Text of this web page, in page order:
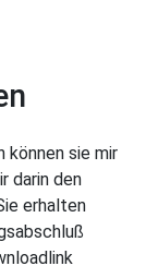
sie mir
darin den
erhalten